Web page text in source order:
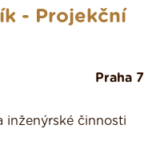
- Projekční
Praha 7
inženýrské činnosti